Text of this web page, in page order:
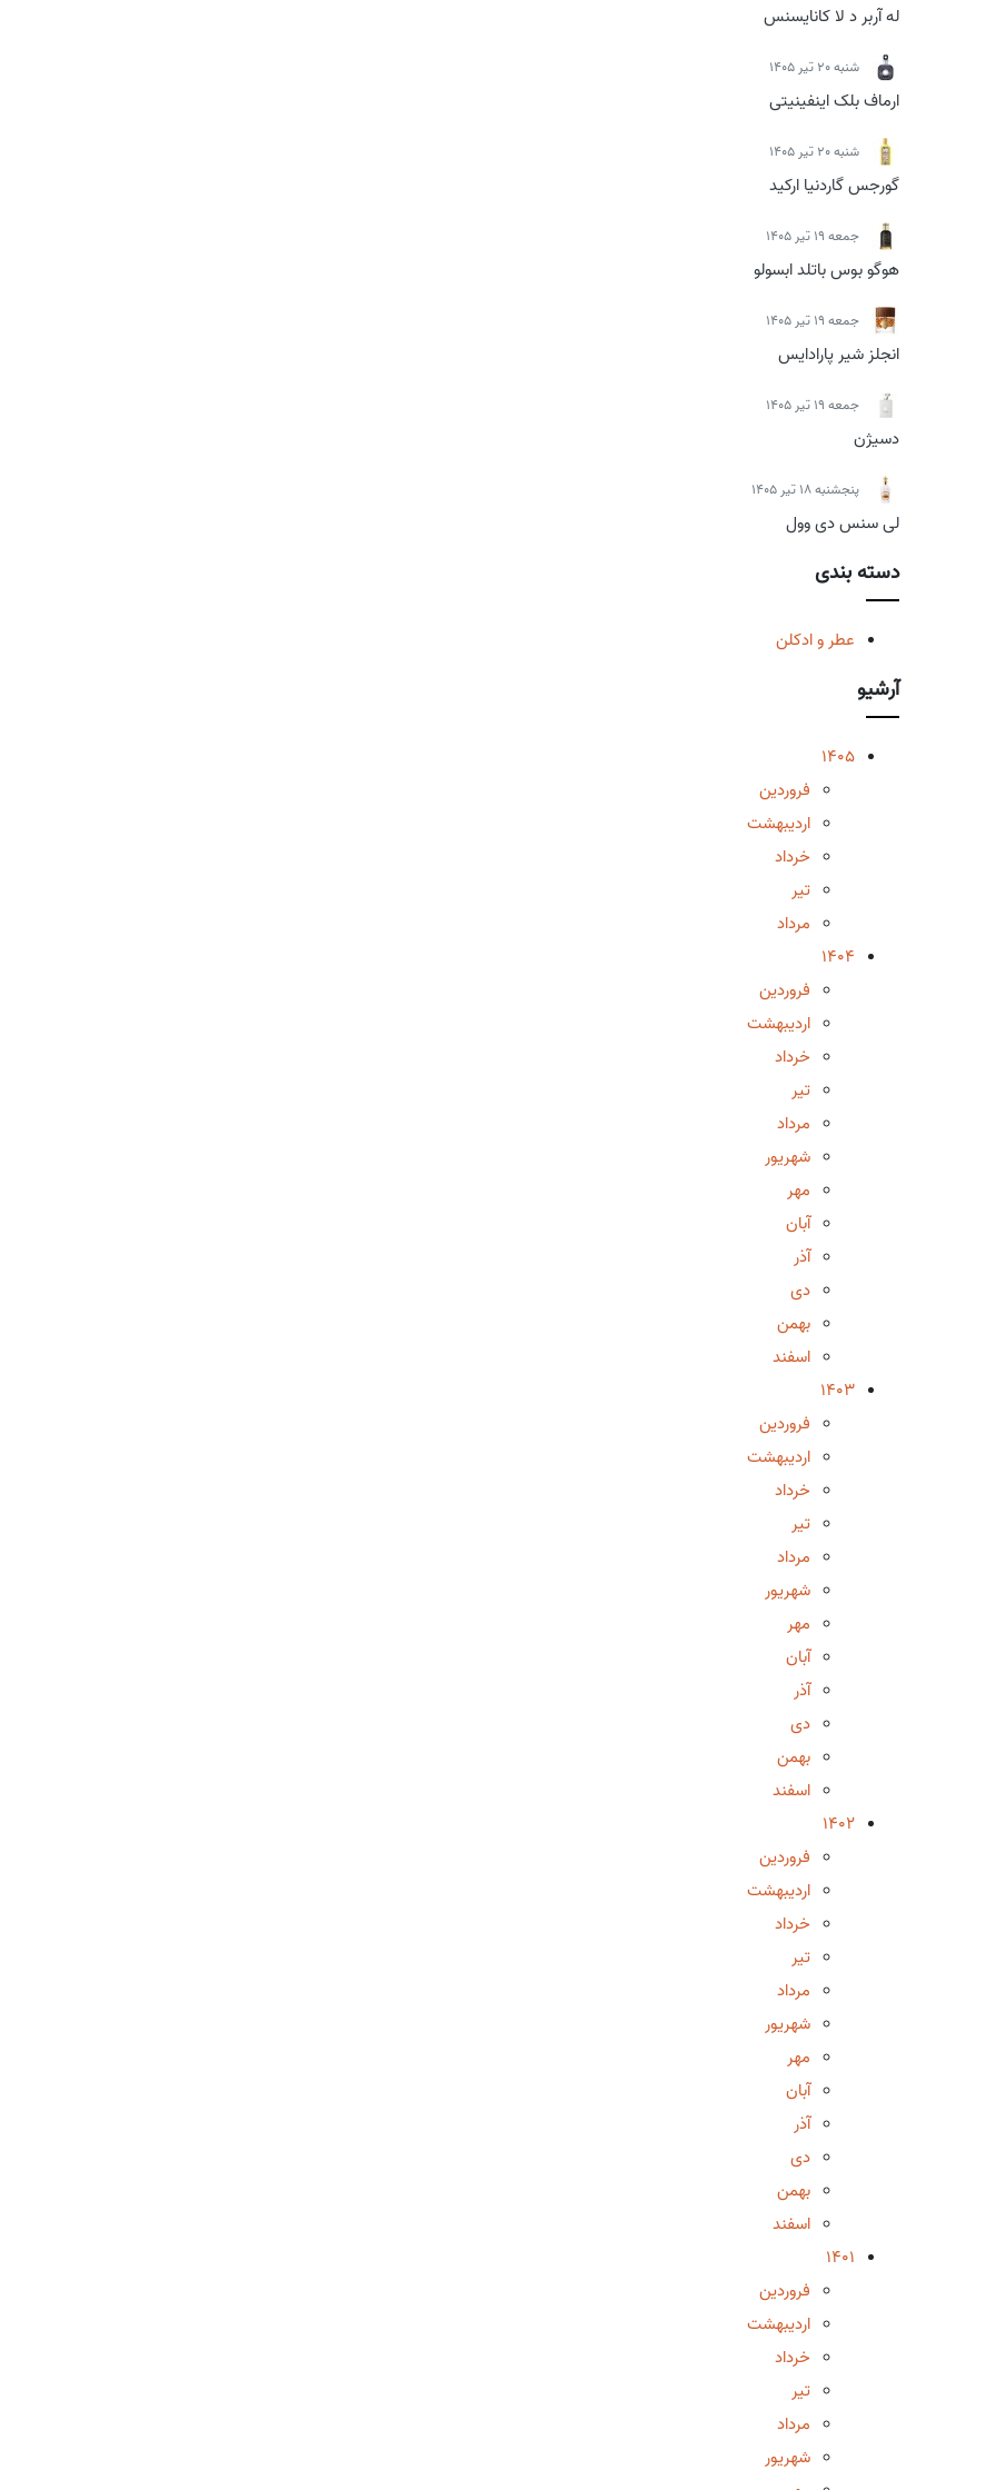
له آربر د لا کانایسنس
شنبه 20 تیر 1405
ارماف بلک اینفینیتی
شنبه 20 تیر 1405
گورجس گاردنیا ارکید
جمعه 19 تیر 1405
هوگو بوس باتلد ابسولو
جمعه 19 تیر 1405
انجلز شیر پارادایس
جمعه 19 تیر 1405
دسیژن
پنجشنبه 18 تیر 1405
لی سنس دی وول
دسته بندی
عطر و ادکلن
آرشیو
1405
فروردین
اردیبهشت
خرداد
تیر
مرداد
1404
فروردین
اردیبهشت
خرداد
تیر
مرداد
شهریور
مهر
آبان
آذر
دی
بهمن
اسفند
1403
فروردین
اردیبهشت
خرداد
تیر
مرداد
شهریور
مهر
آبان
آذر
دی
بهمن
اسفند
1402
فروردین
اردیبهشت
خرداد
تیر
مرداد
شهریور
مهر
آبان
آذر
دی
بهمن
اسفند
1401
فروردین
اردیبهشت
خرداد
تیر
مرداد
شهریور